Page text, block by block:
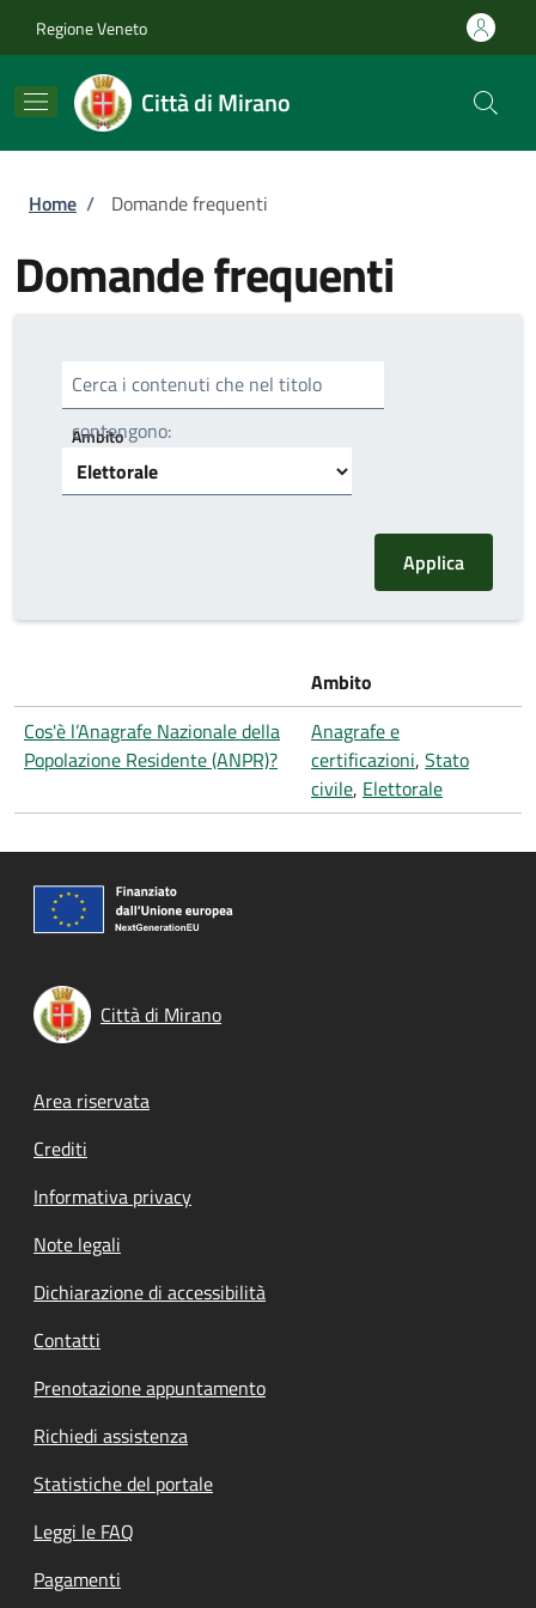
Regione Veneto
Città di Mirano
Briciole di pane
Home / Domande frequenti
Domande frequenti
Cerca i contenuti che nel titolo
contengono:
Ambito
Ambito
Cos'è l’Anagrafe Nazionale della
Popolazione Residente (ANPR)?
Anagrafe e
certificazioni, Stato
civile, Elettorale
Città di Mirano
Footer menu
Area riservata
Crediti
Informativa privacy
Note legali
Dichiarazione di accessibilità
Contatti
Prenotazione appuntamento
Richiedi assistenza
Statistiche del portale
Leggi le FAQ
Pagamenti